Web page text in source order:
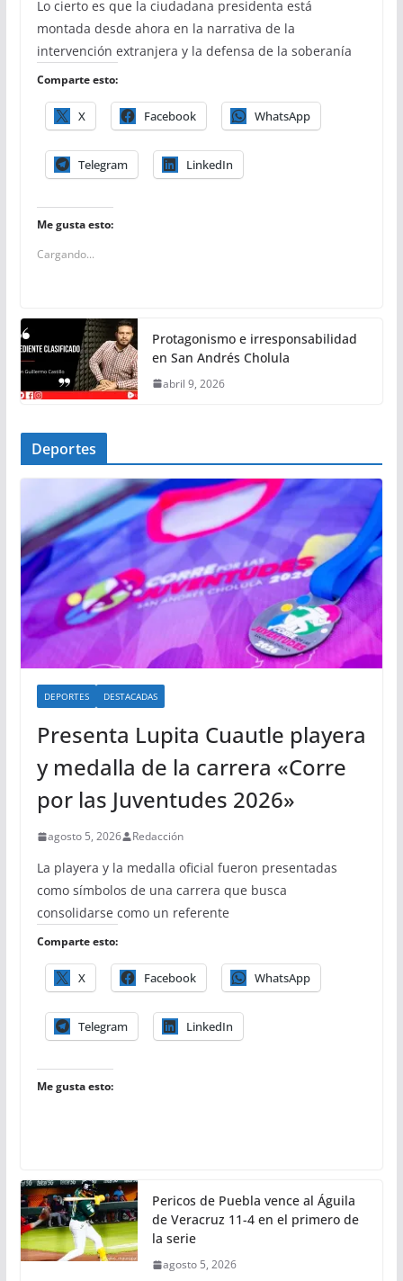
Lo cierto es que la ciudadana presidenta está
montada desde ahora en la narrativa de la
intervención extranjera y la defensa de la soberanía
Comparte esto:
X Facebook WhatsApp
Telegram LinkedIn
Me gusta esto:
Cargando...
Protagonismo e irresponsabilidad
en San Andrés Cholula
abril 9, 2026
Deportes
DEPORTES DESTACADAS
Presenta Lupita Cuautle playera
y medalla de la carrera «Corre
por las Juventudes 2026»
agosto 5, 2026 Redacción
La playera y la medalla oficial fueron presentadas
como símbolos de una carrera que busca
consolidarse como un referente
Comparte esto:
X Facebook WhatsApp
Telegram LinkedIn
Me gusta esto:
Pericos de Puebla vence al Águila
de Veracruz 11-4 en el primero de
la serie
agosto 5, 2026